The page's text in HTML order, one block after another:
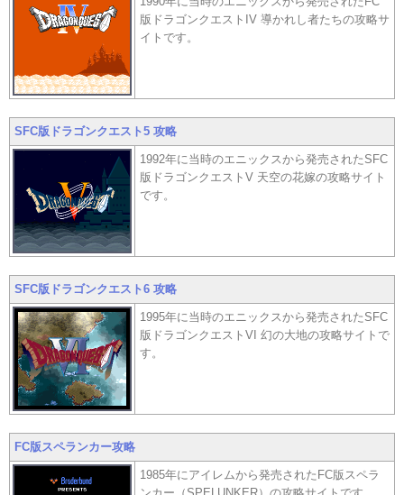
版ドラゴンクエストIV 導かれし者たちの攻略サ
イトです。
SFC版ドラゴンクエスト5 攻略
1992年に当時のエニックスから発売されたSFC
版ドラゴンクエストV 天空の花嫁の攻略サイト
です。
SFC版ドラゴンクエスト6 攻略
1995年に当時のエニックスから発売されたSFC
版ドラゴンクエストVI 幻の大地の攻略サイトで
す。
FC版スペランカー攻略
1985年にアイレムから発売されたFC版スペラ